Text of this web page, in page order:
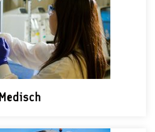
Medisch